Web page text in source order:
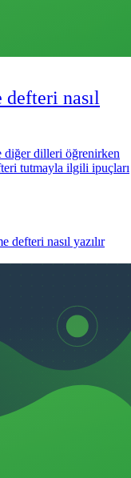
nasıl
diğer dilleri öğrenirken
tutmayla ilgili ipuçları
defteri nasıl yazılır